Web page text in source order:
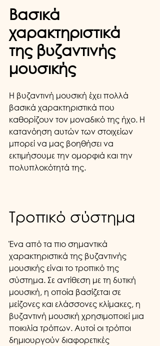
Βασικά
χαρακτηριστικά
της βυζαντινής
μουσικής
Η βυζαντινή μουσική έχει πολλά
βασικά χαρακτηριστικά που
καθορίζουν τον μοναδικό της ήχο. Η
κατανόηση αυτών των στοιχείων
μπορεί να μας βοηθήσει να
εκτιμήσουμε την ομορφιά και την
πολυπλοκότητά της.
Τροπικό σύστημα
Ένα από τα πιο σημαντικά
χαρακτηριστικά της βυζαντινής
μουσικής είναι το τροπικό της
σύστημα. Σε αντίθεση με τη δυτική
μουσική, η οποία βασίζεται σε
μείζονες και ελάσσονες κλίμακες, η
βυζαντινή μουσική χρησιμοποιεί μια
ποικιλία τρόπων. Αυτοί οι τρόποι
δημιουργούν διαφορετικές